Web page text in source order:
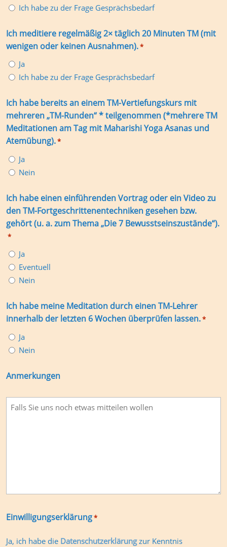
Ich habe zu der Frage Gesprächsbedarf
Ich meditiere regelmäßig 2× täglich 20 Minuten TM (mit
wenigen oder keinen Ausnahmen).*
Ja
Ich habe zu der Frage Gesprächsbedarf
Ich habe bereits an einem TM-Vertiefungskurs mit
mehreren „TM-Runden“ * teilgenommen (*mehrere TM
Meditationen am Tag mit Maharishi Yoga Asanas und
Atemübung).*
Ja
Nein
Ich habe einen einführenden Vortrag oder ein Video zu
den TM-Fortgeschrittenentechniken gesehen bzw.
gehört (u. a. zum Thema „Die 7 Bewusstseinszustände“).
*
Ja
Eventuell
Nein
Ich habe meine Meditation durch einen TM-Lehrer
innerhalb der letzten 6 Wochen überprüfen lassen.*
Ja
Nein
Anmerkungen
Einwilligungserklärung*
Ja, ich habe die Datenschutzerklärungzur Kenntnis